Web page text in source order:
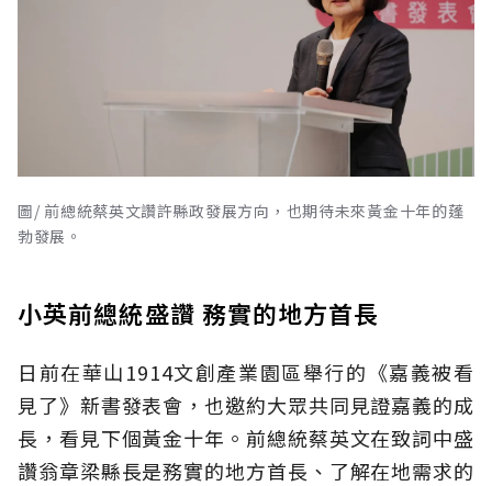
圖/ 前總統蔡英文讚許縣政發展方向，也期待未來黃金十年的蓬
勃發展。
小英前總統盛讚 務實的地方首長
日前在華山1914文創產業園區舉行的《嘉義被看
見了》新書發表會，也邀約大眾共同見證嘉義的成
長，看見下個黃金十年。前總統蔡英文在致詞中盛
讚翁章梁縣長是務實的地方首長、了解在地需求的